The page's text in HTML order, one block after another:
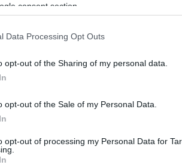
consent section.
Data Processing Opt Outs
opt-out of the Sharing of my personal data.
opt-out of the Sale of my Personal Data.
opt-out of processing my Personal Data for
en la economía
en que las personas y las
a los servicios financieros,
a herramientas de inversión y ahorro.